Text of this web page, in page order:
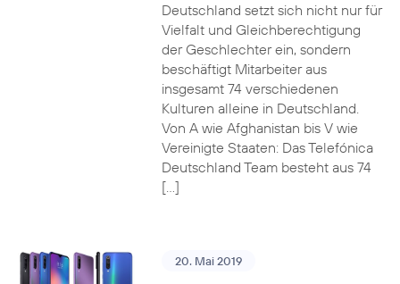
Deutschland setzt sich nicht nur für
Vielfalt und Gleichberechtigung
der Geschlechter ein, sondern
beschäftigt Mitarbeiter aus
insgesamt 74 verschiedenen
Kulturen alleine in Deutschland.
Von A wie Afghanistan bis V wie
Vereinigte Staaten: Das Telefónica
Deutschland Team besteht aus 74
[…]
20. Mai 2019